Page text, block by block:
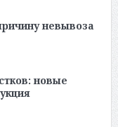
невывоза
новые